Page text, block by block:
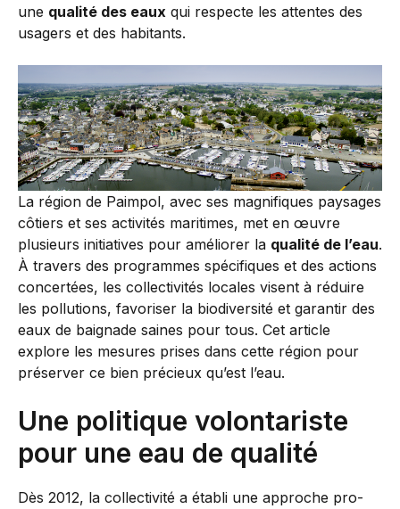
une qualité des eaux qui respecte les attentes des
usagers et des habitants.
La région de Paimpol, avec ses magnifiques paysages
côtiers et ses activités maritimes, met en œuvre
plusieurs initiatives pour améliorer la qualité de l’eau.
À travers des programmes spécifiques et des actions
concertées, les collectivités locales visent à réduire
les pollutions, favoriser la biodiversité et garantir des
eaux de baignade saines pour tous. Cet article
explore les mesures prises dans cette région pour
préserver ce bien précieux qu’est l’eau.
Une politique volontariste
pour une eau de qualité
Dès 2012, la collectivité a établi une approche pro-